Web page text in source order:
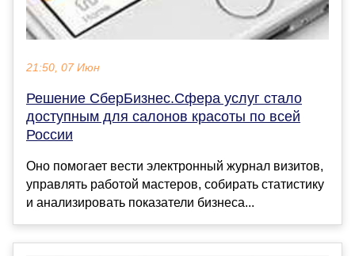
21:50, 07 Июн
Решение СберБизнес.Сфера услуг стало
доступным для салонов красоты по всей
России
Оно помогает вести электронный журнал визитов,
управлять работой мастеров, собирать статистику
и анализировать показатели бизнеса...